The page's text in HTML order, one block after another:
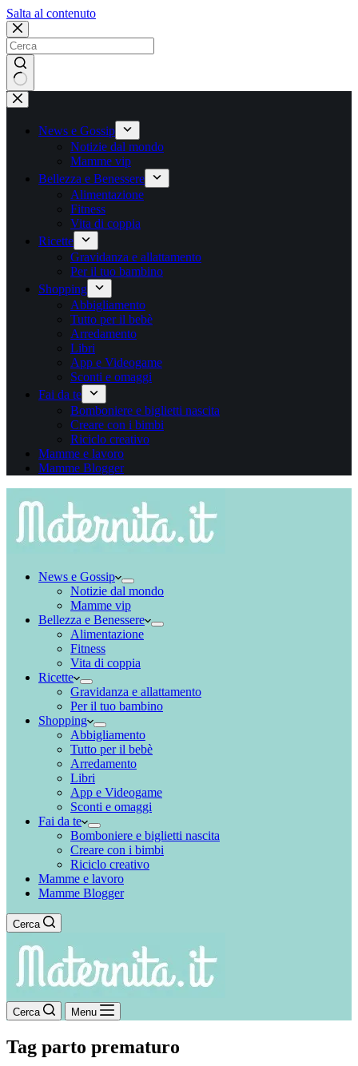
Salta al contenutoSalta
contenuto
Nessun
risultato
News e Gossip
Notizie dal mondo
Mamme vip
Bellezza e Benessere
Alimentazione
Fitness
Vita di coppia
Ricette
Gravidanza e allattamento
Per il tuo bambino
Shopping
Abbigliamento
Tutto per il bebè
Arredamento
Libri
App e Videogame
Sconti e omaggi
Fai da te
Bomboniere e biglietti nascita
Creare con i bimbi
Riciclo creativo
Mamme e lavoro
Mamme Blogger
News e Gossip
Notizie dal mondo
Mamme vip
Bellezza e Benessere
Alimentazione
Fitness
Vita di coppia
Ricette
Gravidanza e allattamento
Per il tuo bambino
Shopping
Abbigliamento
Tutto per il bebè
Arredamento
Libri
App e Videogame
Sconti e omaggi
Fai da te
Bomboniere e biglietti nascita
Creare con i bimbi
Riciclo creativo
Mamme e lavoro
Mamme Blogger
Cerca
Cerca Menu
Tag parto prematuro